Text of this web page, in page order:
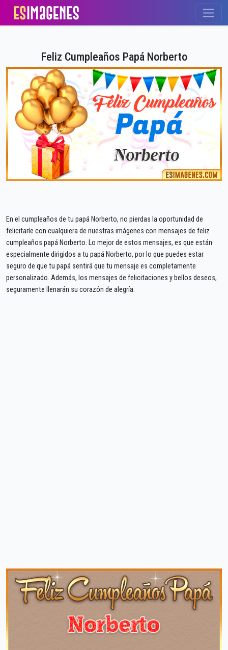
Feliz Cumpleaños Papá Norberto
En el cumpleaños de tu papá Norberto, no pierdas la oportunidad de
felicitarle con cualquiera de nuestras imágenes con mensajes de feliz
cumpleaños papá Norberto. Lo mejor de estos mensajes, es que están
especialmente dirigidos a tu papá Norberto, por lo que puedes estar
seguro de que tu papá sentirá que tu mensaje es completamente
personalizado. Además, los mensajes de felicitaciones y bellos deseos,
seguramente llenarán su corazón de alegría.